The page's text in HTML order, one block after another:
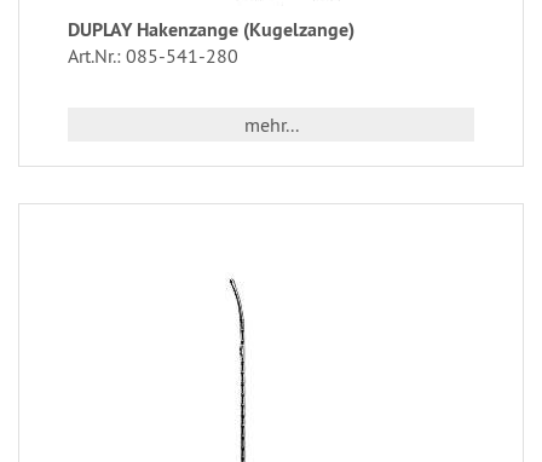
DUPLAY Hakenzange (Kugelzange)
Art.Nr.: 085-541-280
mehr...